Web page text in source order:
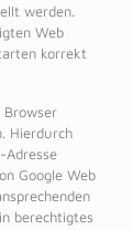
werden.
Web
korrekt
Browser
Hierdurch
Adresse
Google Web
berechtigtes